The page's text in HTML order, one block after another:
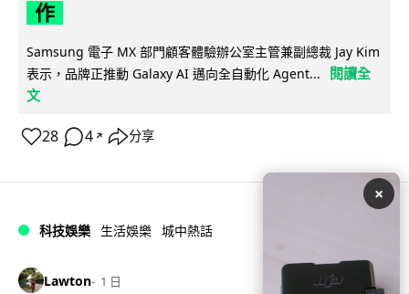
作
Samsung 電子 MX 部門顧客體驗辦公室主管兼副總裁 Jay Kim
表示，品牌正推動 Galaxy AI 邁向全自動化 Agent...
閱讀全
文
28 4 ↗ 分享
科技娛樂 生活娛樂 城中熱話
Lawton 1 日
×